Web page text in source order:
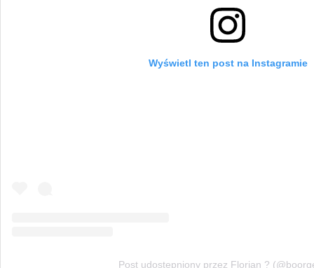
Wyświetl ten post na Instagramie
Post udostępniony przez Florian ?